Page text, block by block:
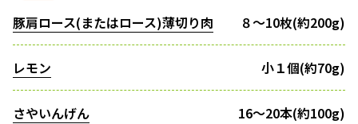
豚肩ロース(またはロース)薄切り肉 ８〜10枚(約200g)
レモン 小１個(約70g)
さやいんげん 16〜20本(約100g)